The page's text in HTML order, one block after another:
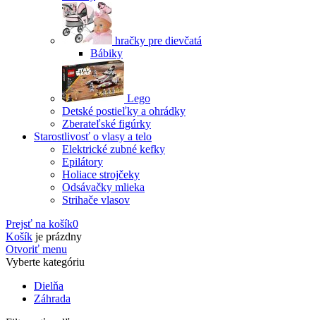
hračky pre dievčatá
Bábiky
Lego
Detské postieľky a ohrádky
Zberateľské figúrky
Starostlivosť o vlasy a telo
Elektrické zubné kefky
Epilátory
Holiace strojčeky
Odsávačky mlieka
Strihače vlasov
Prejsť na košík0
Košík je prázdny
Otvoriť menu
Vyberte kategóriu
Dielňa
Záhrada